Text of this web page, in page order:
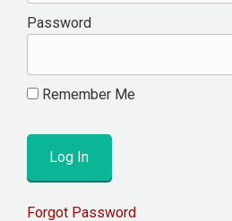
Password
Remember Me
Forgot Password